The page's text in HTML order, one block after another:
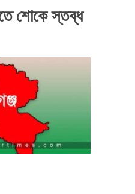
শোকে স্তব্ধ